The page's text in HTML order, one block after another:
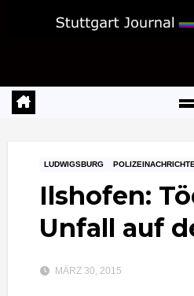
LUDWIGSBURG
Ilshofen:
Unfall auf
MÄRZ 30, 2015